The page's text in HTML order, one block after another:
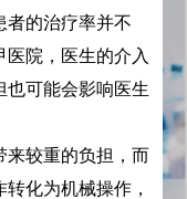
者的治疗率并不
院，医生的介入
也可能会影响医生
来较重的负担，而
化为机械操作，